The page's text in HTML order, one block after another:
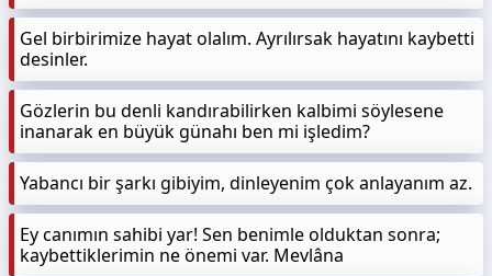
Gel birbirimize hayat olalım. Ayrılırsak hayatını kaybetti
desinler.
Gözlerin bu denli kandırabilirken kalbimi söylesene
inanarak en büyük günahı ben mi işledim?
Yabancı bir şarkı gibiyim, dinleyenim çok anlayanım az.
Ey canımın sahibi yar! Sen benimle olduktan sonra;
kaybettiklerimin ne önemi var. Mevlâna